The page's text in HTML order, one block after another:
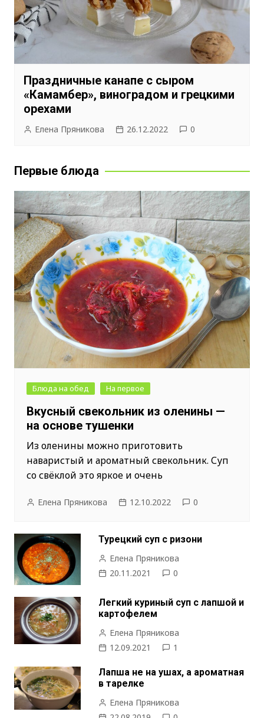
Праздничные канапе с сыром
«Камамбер», виноградом и грецкими
орехами
Елена Пряникова 26.12.2022 0
Первые блюда
Блюда на обед На первое
Вкусный свекольник из оленины —
на основе тушенки
Из оленины можно приготовить
наваристый и ароматный свекольник. Суп
со свёклой это яркое и очень
Елена Пряникова 12.10.2022 0
Турецкий суп с ризони
Елена Пряникова
20.11.2021
0
Легкий куриный суп с лапшой и
картофелем
Елена Пряникова
12.09.2021
1
Лапша не на ушах, а ароматная
в тарелке
Елена Пряникова